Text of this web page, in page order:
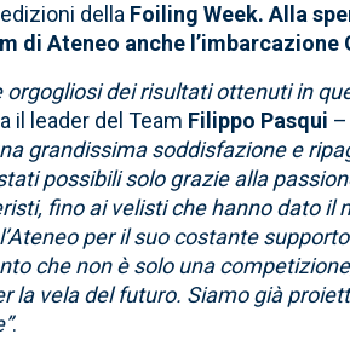
della Foiling Week. Alla
di Ateneo anche
orgogliosi dei risultati ottenuti in
il leader del Team Filippo Pasqui –
grandissima soddisfazione e
possibili solo grazie alla
fino ai velisti che hanno dato il
per il suo costante
che non è solo una
la vela del futuro. Siamo già
.